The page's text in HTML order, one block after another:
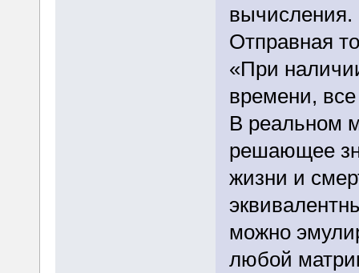
вычисления.
Отправная
«При
времени,
В реальном
решающее
жизни и
можно
любой